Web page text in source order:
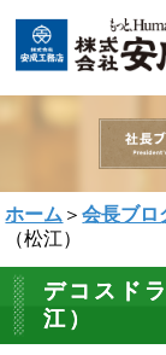
ホーム ＞会長ブロ
（松江）
デコスド
江）